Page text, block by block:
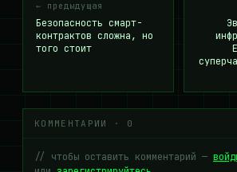
← предыдущая
Безопасность смарт-
контрактов сложна, но
того стоит
КОММЕНТАРИИ · 0
// чтобы оставить комментарий —